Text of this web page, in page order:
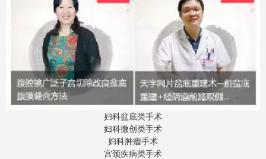
妇科盆底类手术
妇科微创类手术
妇科肿瘤手术
宫颈疾病类手术